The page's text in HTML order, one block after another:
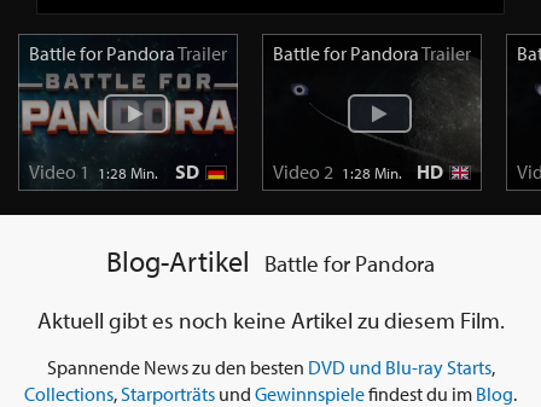
Battle for PandoraTrailer
Video 1 1:28 Min. SD
Battle for PandoraTrailer
Video 2 1:28 Min. HD
Blog-Artikel
Battle for Pandora
Aktuell gibt es noch keine Artikel zu diesem Film.
Spannende News zu den besten DVD und Blu-ray Starts,
Collections, Starporträts und Gewinnspielefindest du im Blog.